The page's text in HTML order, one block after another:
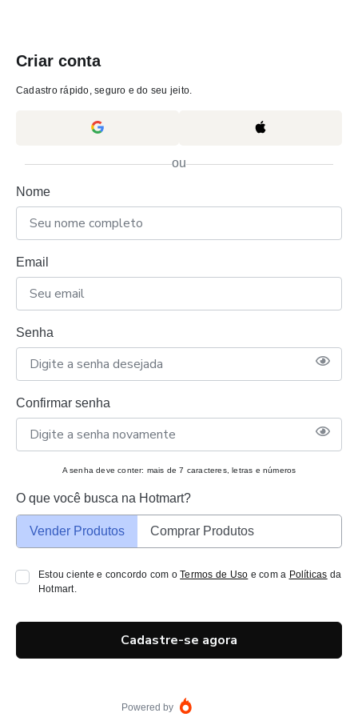
Criar conta
Cadastro rápido, seguro e do seu jeito.
ou
Nome
Email
Senha
Confirmar senha
A senha deve conter: mais de 7 caracteres, letras e números
O que você busca na Hotmart?
Vender Produtos Comprar Produtos
Estou ciente e concordo com oTermos de Uso e com a Políticas da
Hotmart.
Cadastre-se agora
Powered by